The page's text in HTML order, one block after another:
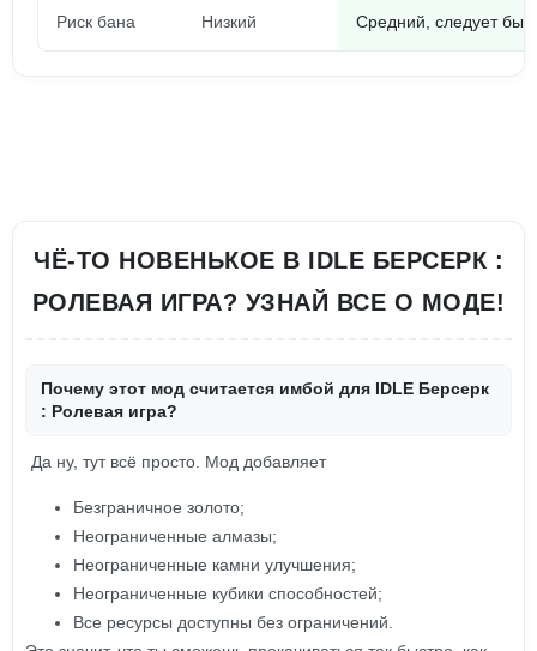
Риск бана Низкий Средний, следует
ЧЁ-ТО НОВЕНЬКОЕ В IDLE БЕРСЕРК :
РОЛЕВАЯ ИГРА? УЗНАЙ ВСЕ О МОДЕ!
Почему этот мод считается имбой для IDLE Берсерк
: Ролевая игра?
Да ну, тут всё просто. Мод добавляет
Безграничное золото;
Неограниченные алмазы;
Неограниченные камни улучшения;
Неограниченные кубики способностей;
Все ресурсы доступны без ограничений.